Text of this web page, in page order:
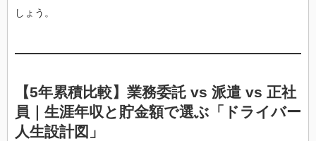
しょう。
【5年累積比較】業務委託 vs 派遣 vs 正社
員｜生涯年収と貯金額で選ぶ「ドライバー
人生設計図」